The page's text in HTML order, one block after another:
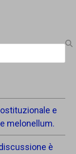
e
melonellum.
è